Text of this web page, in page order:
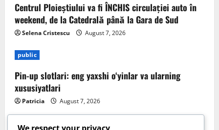
Centrul Ploieștiului va fi ÎNCHIS circulației auto în
weekend, de la Catedrală până la Gara de Sud
Selena Cristescu August 7, 2026
public
Pin-up slotlari: eng yaxshi o‘yinlar va ularning
xususiyatlari
Patricia August 7, 2026